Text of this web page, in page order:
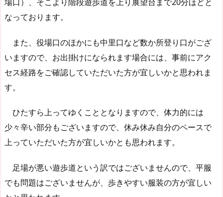
なっております。
また、役場口のほかにも中里口など数か所登り口がござ
いますので、お出掛けになられます場合には、事前にアク
セス経路をご確認していただいた方が宜しいかと思われま
す。
ひたすら上ってゆくこととなりますので、体力的には
少々辛い部分もございますので、休み休み自分のペースで
上っていただいた方が宜しいかとも思われます。
足場が悪い遊歩道という訳ではございませんので、平服
でも問題はございませんが、歩きやすい服装の方が宜しい